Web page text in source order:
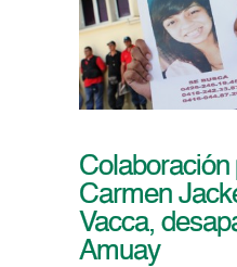
Colaboración
Carmen
Vacca,
Amuay